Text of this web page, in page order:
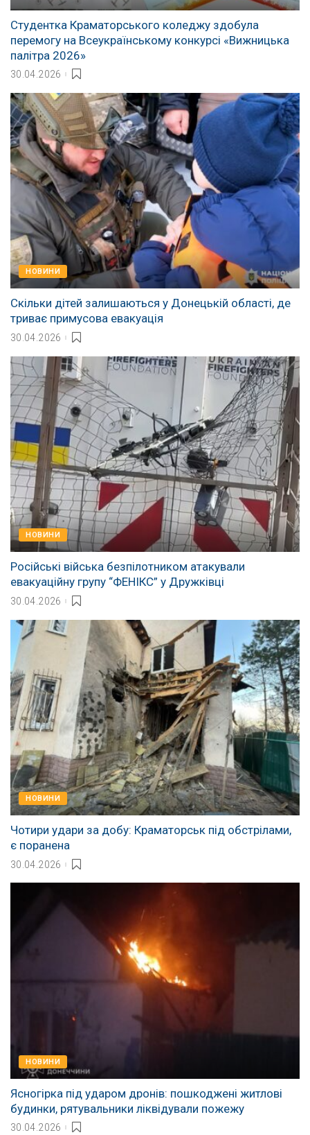
Студентка Краматорського коледжу здобула
перемогу на Всеукраїнському конкурсі «Вижницька
палітра 2026»
30.04.2026
НОВИНИ
Скільки дітей залишаються у Донецькій області, де
триває примусова евакуація
30.04.2026
НОВИНИ
Російські війська безпілотником атакували
евакуаційну групу “ФЕНІКС” у Дружківці
30.04.2026
НОВИНИ
Чотири удари за добу: Краматорськ під обстрілами,
є поранена
30.04.2026
НОВИНИ
Ясногірка під ударом дронів: пошкоджені житлові
будинки, рятувальники ліквідували пожежу
30.04.2026